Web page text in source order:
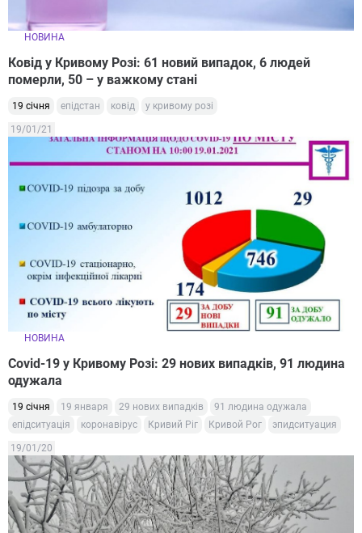
НОВИНА
Ковід у Кривому Розі: 61 новий випадок, 6 людей
померли, 50 – у важкому стані
19 січня епідстан ковід у кривому розі
19/01/21
НОВИНА
Covid-19 у Кривому Розі: 29 нових випадків, 91 людина
одужала
19 січня 19 января 29 нових випадків
91 людина одужала
епідситуація
коронавірус Кривий Ріг Кривой Рог эпидситуация
19/01/20